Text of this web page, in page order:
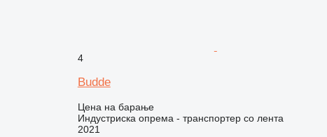
4
Budde
Цена на барање
Индустриска опрема - транспортер со лента
2021